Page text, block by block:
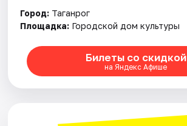
Город: Таганрог
Площадка: Городской дом культуры
Билеты со скидкой
на Яндекс Афише